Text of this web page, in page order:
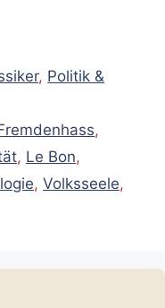
, Politik &
,
, Le Bon,
, Volksseele,